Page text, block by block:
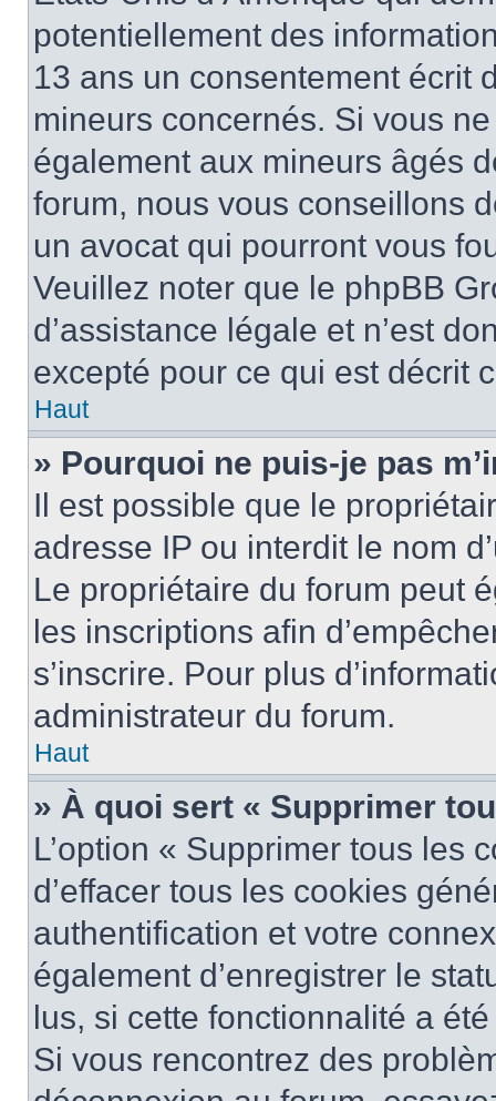
potentiellement des
13 ans un consentement écrit
mineurs concernés. Si vous
également aux mineurs âgés
forum, nous vous conseillons
un avocat qui pourront vous
Veuillez noter que le phpBB
d’assistance légale et n’est
excepté pour ce qui est décrit
Haut
» Pourquoi ne puis-je pas
Il est possible que le
adresse IP ou interdit le nom
Le propriétaire du forum peut
les inscriptions afin
s’inscrire. Pour plus
administrateur du forum.
Haut
» À quoi sert « Supprimer
L’option « Supprimer tous les
d’effacer tous les cookies
authentification et votre
également d’enregistrer le
lus, si cette fonctionnalité a
Si vous rencontrez des